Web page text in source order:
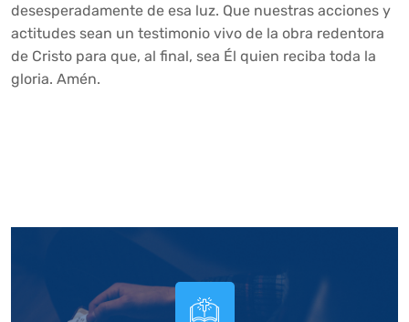
desesperadamente de esa luz. Que nuestras acciones y
actitudes sean un testimonio vivo de la obra redentora
de Cristo para que, al final, sea Él quien reciba toda la
gloria. Amén.